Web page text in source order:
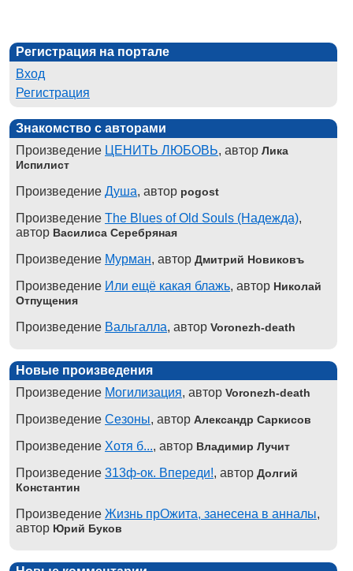
Регистрация на портале
Вход
Регистрация
Знакомство с авторами
Произведение ЦЕНИТЬ ЛЮБОВЬ, автор Лика
Испилист
Произведение Душа, автор pogost
Произведение The Blues of Old Souls (Надежда),
автор Василиса Серебряная
Произведение Мурман, автор Дмитрий Новиковъ
Произведение Или ещё какая блажь, автор Николай
Отпущения
Произведение Вальгалла, автор Voronezh-death
Новые произведения
Произведение Могилизация, автор Voronezh-death
Произведение Сезоны, автор Александр Саркисов
Произведение Хотя б..., автор Владимир Лучит
Произведение 313ф-ок. Впереди!, автор Долгий
Константин
Произведение Жизнь прОжита, занесена в анналы,
автор Юрий Буков